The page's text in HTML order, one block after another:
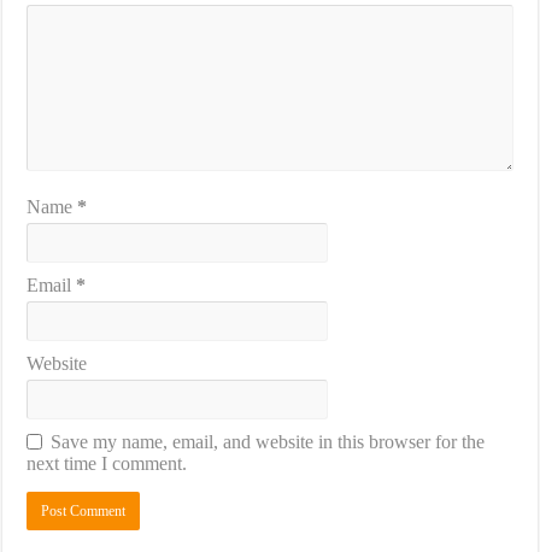
Name *
Email *
Website
Save my name, email, and website in this browser for the
next time I comment.